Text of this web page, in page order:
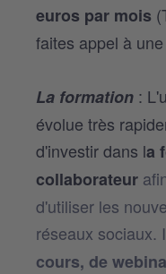
euros par mois
faites appel à
La formation :
évolue très
d'investir dans la
collaborateur
d'utiliser les
réseaux sociaux.
cours, de